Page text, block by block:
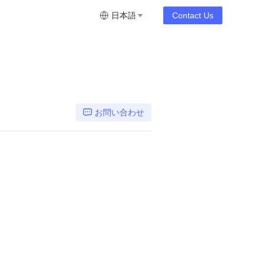
日本語 Contact Us
お問い合わせ